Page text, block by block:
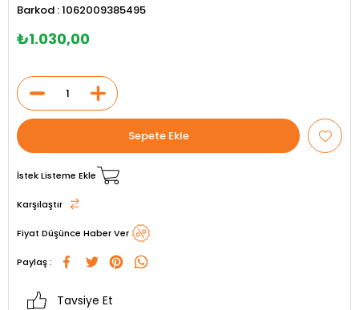
Barkod :1062009385495
₺1.030,00
İstek Listeme Ekle
Karşılaştır
Fiyat Düşünce Haber Ver
Paylaş :
Tavsiye Et